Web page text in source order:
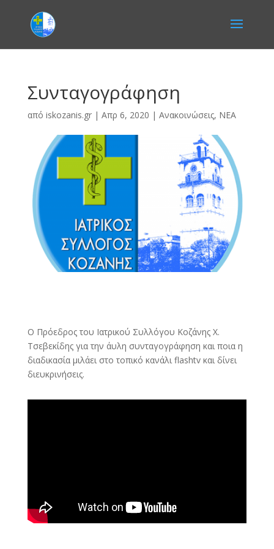
Συνταγογράφηση
από iskozanis.gr| Απρ 6, 2020 | Ανακοινώσεις, ΝΕΑ
Ο Πρόεδρος του Ιατρικού Συλλόγου Κοζάνης Χ.
Τσεβεκίδης για την άυλη συνταγογράφηση και ποια η
διαδικασία μιλάει στο τοπικό κανάλι flashtv και δίνει
διευκρινήσεις.